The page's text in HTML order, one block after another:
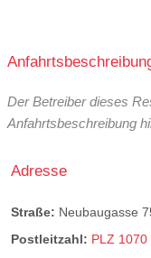
Der Betreiber dieses
Anfahrtsbeschreibung
Adresse
Straße: Neubaugasse
Postleitzahl: PLZ 1070